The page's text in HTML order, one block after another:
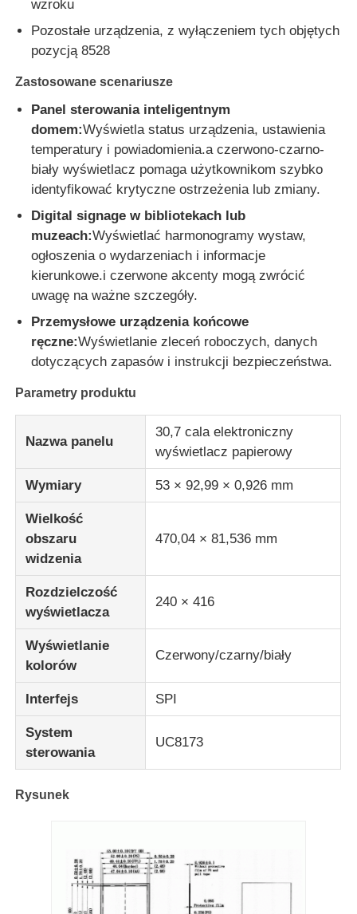
Wyświetlacz LCD IPS
monitor LCD przenośny
moduł wyświetlacza oled
Wyświetlacz LCD samochodu
Okrągły ekran LCD
Panel ekranu dotykowego LCD
Wyświetlacz LCD UART
E Papierowy wyświetlacz
monokromatyczny ekran LCD
Moduł LCD COG
Wyświetlacz LCD STN
Panel LCD
Moduł wyświetlacza LCD
wzroku
Pozostałe urządzenia, z wyłączeniem tych objętych
pozycją 8528
Zastosowane scenariusze
Panel sterowania inteligentnym
domem:Wyświetla status urządzenia, ustawienia
temperatury i powiadomienia.a czerwono-czarno-
biały wyświetlacz pomaga użytkownikom szybko
identyfikować krytyczne ostrzeżenia lub zmiany.
Digital signage w bibliotekach lub
muzeach:Wyświetlać harmonogramy wystaw,
ogłoszenia o wydarzeniach i informacje
kierunkowe.i czerwone akcenty mogą zwrócić
uwagę na ważne szczegóły.
Przemysłowe urządzenia końcowe
ręczne:Wyświetlanie zleceń roboczych, danych
dotyczących zapasów i instrukcji bezpieczeństwa.
Parametry produktu
Nazwa panelu
30,7 cala elektroniczny
wyświetlacz papierowy
Wymiary 53 × 92,99 × 0,926 mm
Wielkość
obszaru
widzenia
470,04 × 81,536 mm
Rozdzielczość
wyświetlacza
240 × 416
Wyświetlanie
kolorów
Czerwony/czarny/biały
Interfejs SPI
System
sterowania
UC8173
Rysunek